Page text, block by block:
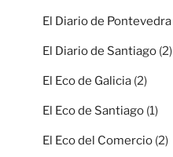
El Diario de Pontevedra
El Diario de Santiago (2)
El Eco de Galicia (2)
El Eco de Santiago (1)
El Eco del Comercio (2)